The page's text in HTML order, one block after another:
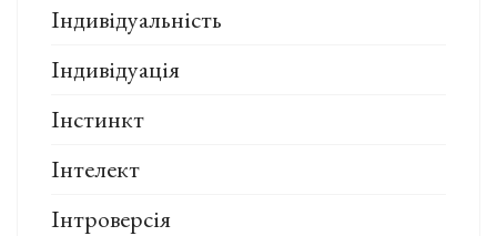
Індивідуальність
Індивідуація
Інстинкт
Інтелект
Інтроверсія